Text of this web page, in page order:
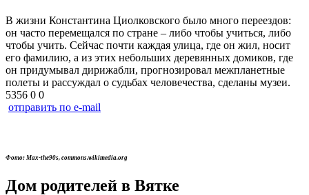
В жизни Константина Циолковского было много переездов:
он часто перемещался по стране – либо чтобы учиться, либо
чтобы учить. Сейчас почти каждая улица, где он жил, носит
его фамилию, а из этих небольших деревянных домиков, где
он придумывал дирижабли, прогнозировал межпланетные
полеты и рассуждал о судьбах человечества, сделаны музеи.
5356 0 0
отправить по e-mail
Фото: Max-the90s, commons.wikimedia.org
Дом родителей в Вятке